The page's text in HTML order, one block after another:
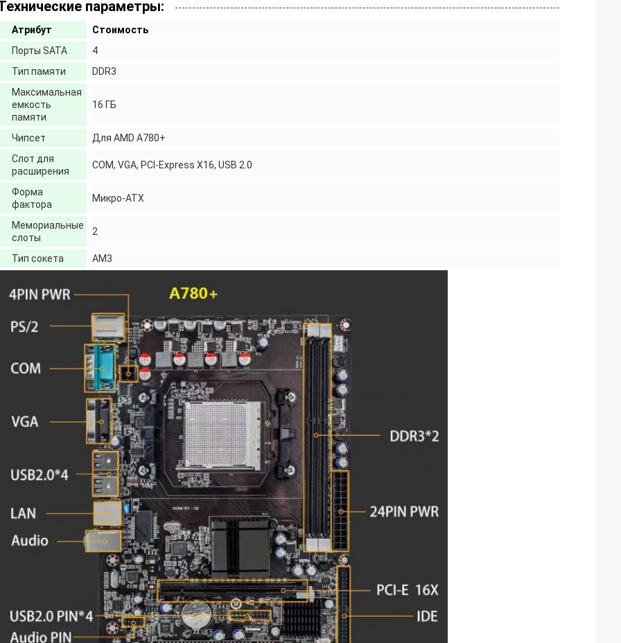
параметры:
Атрибут
Стоимость
Порты SATA
4
Тип памяти
DDR3
Максимальная
емкость
памяти
16 ГБ
Чипсет
Для AMD A780+
Слот для
расширения
COM, VGA, PCI-Express X16, USB 2.0
Форма
фактора
Микро-ATX
Мемориальные
слоты
2
Тип сокета AM3